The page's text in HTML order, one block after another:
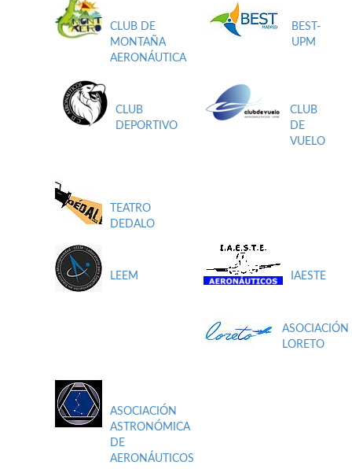
CLUB DE
MONTAÑA
AERONÁUTICA
BEST-
UPM
CLUB
DEPORTIVO
CLUB
DE
VUELO
TEATRO
DEDALO
LEEM IAESTE
ASOCIACIÓN
LORETO
ASOCIACIÓN
ASTRONÓMICA
DE
AERONÁUTICOS